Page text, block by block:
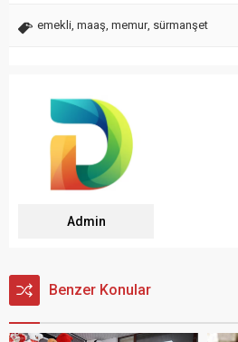
emekli, maaş, memur, sürmanşet
Admin
Benzer Konular